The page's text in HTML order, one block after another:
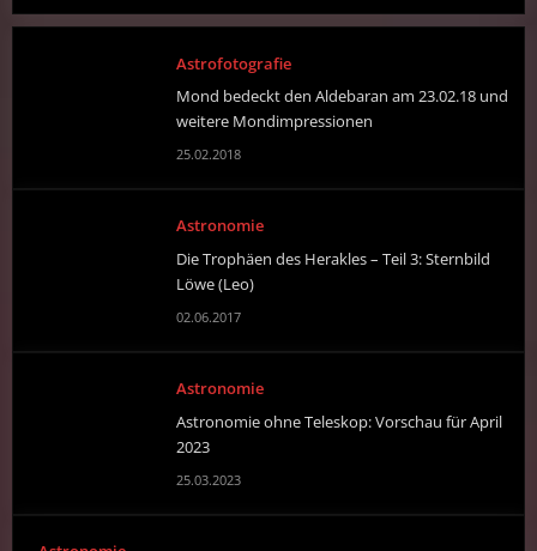
Astrofotografie
Mond bedeckt den Aldebaran am 23.02.18 und
weitere Mondimpressionen
25.02.2018
Astronomie
Die Trophäen des Herakles – Teil 3: Sternbild
Löwe (Leo)
02.06.2017
Astronomie
Astronomie ohne Teleskop: Vorschau für April
2023
25.03.2023